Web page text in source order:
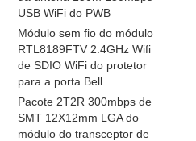
USB WiFi do PWB
Módulo sem fio do módulo
RTL8189FTV 2.4GHz Wifi
de SDIO WiFi do protetor
para a porta Bell
Pacote 2T2R 300mbps de
SMT 12X12mm LGA do
módulo do transceptor de